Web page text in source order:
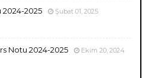
2024-2025 Şubat 01, 2025
Notu 2024-2025 Ekim 20, 2024